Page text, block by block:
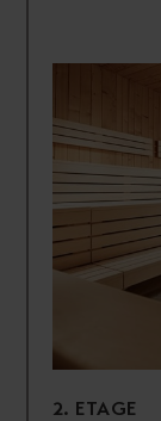
2. ETAGE